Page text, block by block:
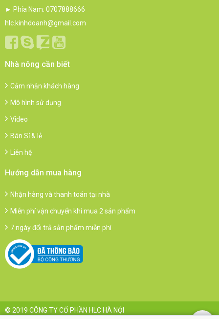
► Phía Nam: 0707888666
hlc.kinhdoanh@gmail.com
Nhà nông cần biết
Cảm nhận khách hàng
Mô hình sử dụng
Video
Bán Sỉ & lẻ
Liên hệ
Hướng dẫn mua hàng
Nhận hàng và thanh toán tại nhà
Miễn phí vận chuyển khi mua 2 sản phẩm
7 ngày đổi trả sản phẩm miễn phí
© 2019 CÔNG TY CỔ PHẦN HLC HÀ NỘI